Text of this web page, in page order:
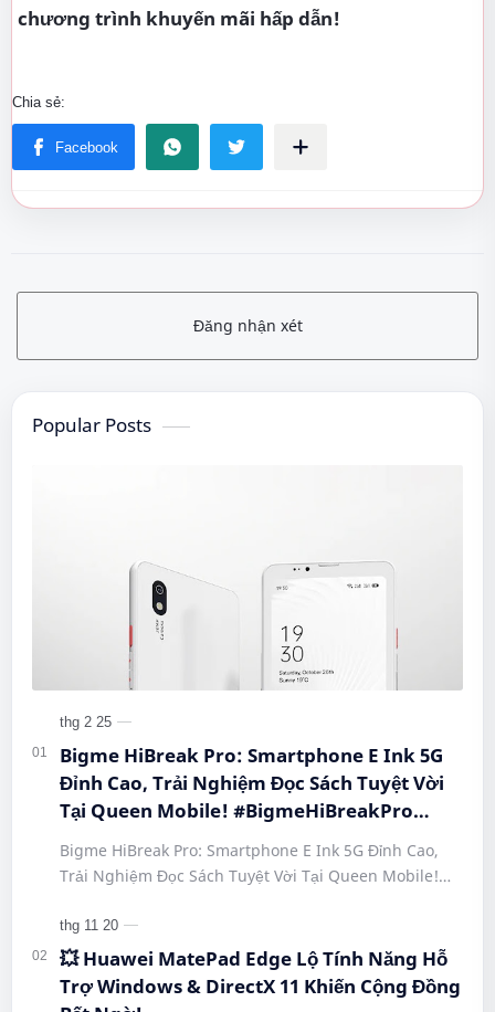
chương trình khuyến mãi hấp dẫn!
Đăng nhận xét
Popular Posts
Bigme HiBreak Pro: Smartphone E Ink 5G
Đỉnh Cao, Trải Nghiệm Đọc Sách Tuyệt Vời
Tại Queen Mobile! #BigmeHiBreakPro
#SmartphoneEInk #QueenMobile
#HiBreakPro5G #DienThoaiDocSach
#CongNgheMoi #MuaSamThongMinh
#EInkPhone #5GSmartphone
Bigme HiBreak Pro: Smartphone E Ink 5G Đỉnh Cao,
Trải Nghiệm Đọc Sách Tuyệt Vời Tại Queen Mobile!
#Hi…
💥 Huawei MatePad Edge Lộ Tính Năng Hỗ
Trợ Windows & DirectX 11 Khiến Cộng Đồng